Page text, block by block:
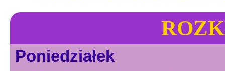
Poniedziałek